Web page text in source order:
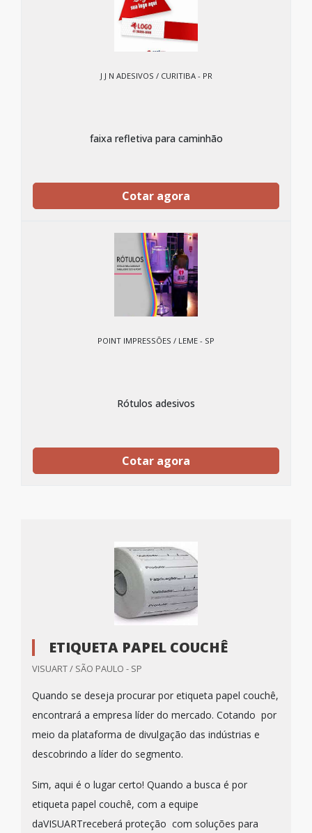
J J N ADESIVOS / CURITIBA - PR
faixa refletiva para caminhão
Cotar agora
POINT IMPRESSÕES / LEME - SP
Rótulos adesivos
Cotar agora
ETIQUETA PAPEL COUCHÊ
VISUART / SÃO PAULO - SP
Quando se deseja procurar por etiqueta papel couchê,
encontrará a empresa líder do mercado. Cotando por
meio da plataforma de divulgação das indústrias e
descobrindo a líder do segmento.
Sim, aqui é o lugar certo! Quando a busca é por
etiqueta papel couchê, com a equipe
daVISUARTreceberá proteção com soluções para